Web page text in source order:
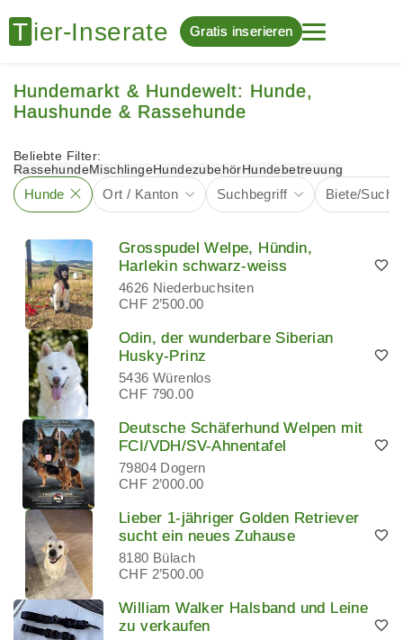
Gratis inserieren
Hundemarkt & Hundewelt: Hunde,
Haushunde & Rassehunde
Beliebte Filter:
RassehundeMischlingeHundezubehör Hundebetreuung
Hunde Ort / Kanton Suchbegriff Biete/Suche
Grosspudel Welpe, Hündin,
Harlekin schwarz-weiss
4626 Niederbuchsiten
CHF 2’500.00
Odin, der wunderbare Siberian
Husky-Prinz
5436 Würenlos
CHF 790.00
Deutsche Schäferhund Welpen mit
FCI/VDH/SV-Ahnentafel
79804 Dogern
CHF 2’000.00
Lieber 1-jähriger Golden Retriever
sucht ein neues Zuhause
8180 Bülach
CHF 2’500.00
William Walker Halsband und Leine
zu verkaufen